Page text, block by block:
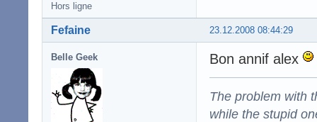
Hors ligne
23.12.2008 08:44:29
Fefaine
Belle Geek Bon annif alex
The problem with
while the stupid